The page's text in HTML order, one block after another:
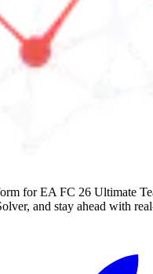
for EA FC 26 Ultimate
and stay ahead with